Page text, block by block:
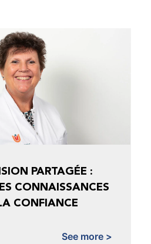
PARTAGÉE :
CONNAISSANCES
CONFIANCE
See more >